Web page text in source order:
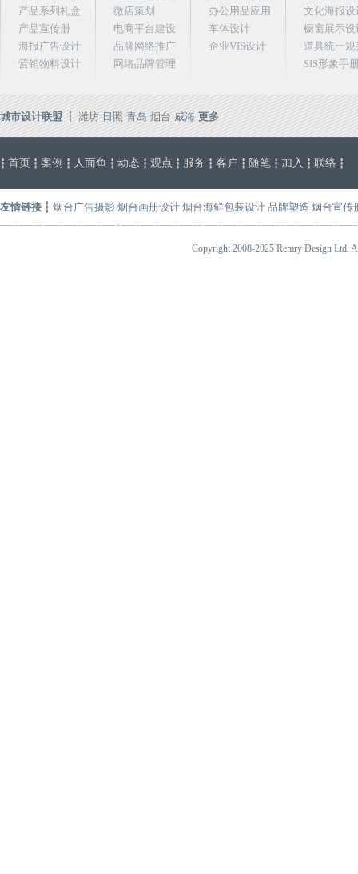
产品系列礼盒
产品宣传册
海报广告设计
营销物料设计
微店策划
电商平台建设
品牌网络推广
网络品牌管理
办公用品应用
车体设计
企业VIS设计
文化海报设
橱窗展示设
道具统一规
SIS形象手
城市设计联盟 ┇ 潍坊 日照 青岛 烟台 威海 更多
┇ 首页 ┇ 案例 ┇ 人面鱼 ┇ 动态 ┇ 观点 ┇ 服务 ┇ 客户 ┇ 随笔 ┇ 加入 ┇ 联络 ┇
友情链接 ┇ 烟台广告摄影 烟台画册设计 烟台海鲜包装设计 品牌塑造 烟台宣传
Copyright 2008-2025 Remry Design